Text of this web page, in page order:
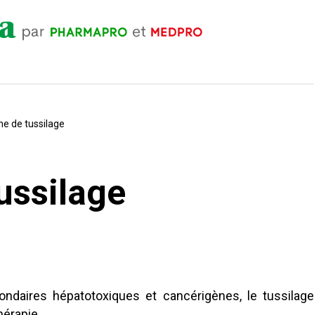
de tussilage
hépatotoxiques et cancérigènes, le tussilage